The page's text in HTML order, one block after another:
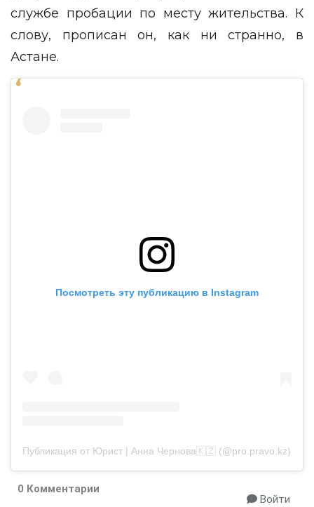
службе пробации по месту жительства. К
слову, прописан он, как ни странно, в
Астане.
Посмотреть эту публикацию в Instagram
Публикация от Юрист | Анна Чернова🇰🇿 (@pro.pravo.kz)
0 Комментарии
Войти